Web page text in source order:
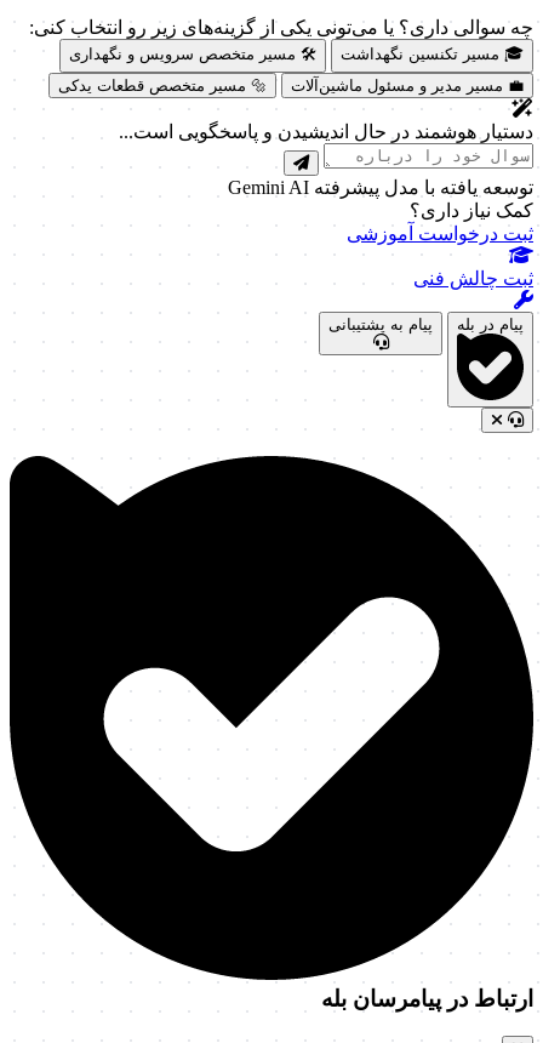
چه سوالی داری؟ یا می‌تونی یکی از گزینه‌های زیر رو انتخاب کنی:
🎓 مسیر تکنسین نگهداشت
🛠️ مسیر متخصص سرویس و نگهداری
💼 مسیر مدیر و مسئول ماشین‌آلات
🔩 مسیر متخصص قطعات یدکی
دستیار هوشمند در حال اندیشیدن و پاسخگویی است...
توسعه یافته با مدل پیشرفته Gemini AI
کمک نیاز داری؟
ثبت درخواست آموزشی
ثبت چالش فنی
پیام در بله پیام به پشتیبانی
ارتباط در پیامرسان بله